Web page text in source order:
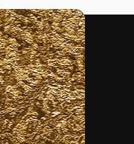
運営
料金
会社概要
Reviews